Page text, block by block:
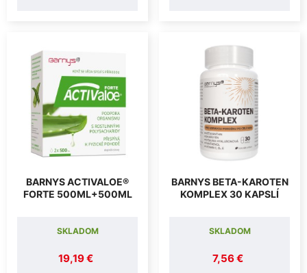
BARNYS ACTIVALOE®
FORTE 500ML+500ML
19,19 €
SKLADOM
BARNYS BETA-KAROTEN
KOMPLEX 30 KAPSLÍ
7,56 €
SKLADOM